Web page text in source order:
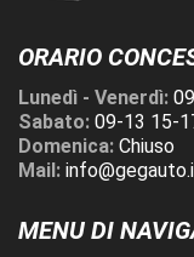
ORARIO
Lunedì - Venerdì:
Sabato: 09-13 15-
Domenica: Chiuso
Mail:
MENU DI